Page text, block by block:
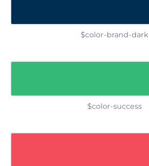
$color-brand-dark
$color-success